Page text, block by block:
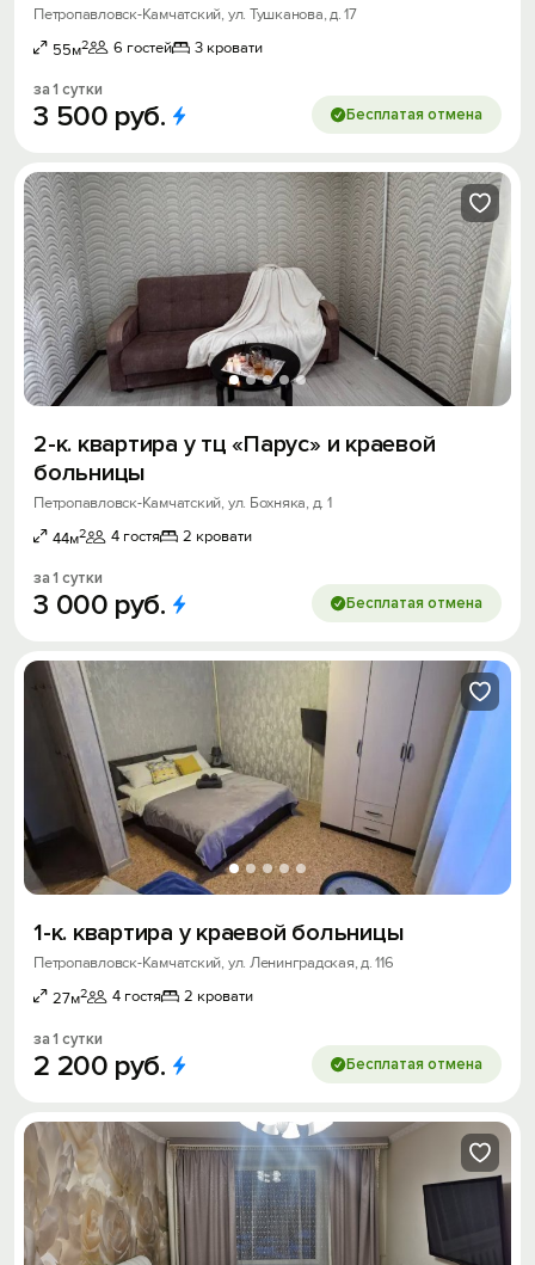
Петропавловск-Камчатский, ул. Тушканова, д. 17
55м2 6 гостей 3 кровати
за 1 сутки
3 500 руб. Бесплатая отмена
2-к. квартира у тц «Парус» и краевой
больницы
Петропавловск-Камчатский, ул. Бохняка, д. 1
44м2 4 гостя 2 кровати
за 1 сутки
3 000 руб. Бесплатая отмена
1-к. квартира у краевой больницы
Петропавловск-Камчатский, ул. Ленинградская, д. 116
27м2 4 гостя 2 кровати
за 1 сутки
2 200 руб. Бесплатая отмена